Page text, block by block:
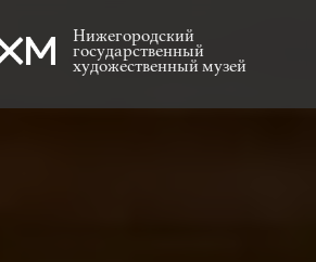
Нижегородский
государственный
художественный музей